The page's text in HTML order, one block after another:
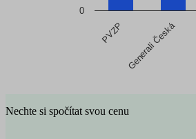
PVZP Generali Česká
0
Nechte si spočítat svou cenu